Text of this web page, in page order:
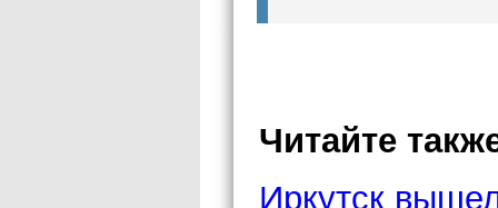
Читайте
Иркутск